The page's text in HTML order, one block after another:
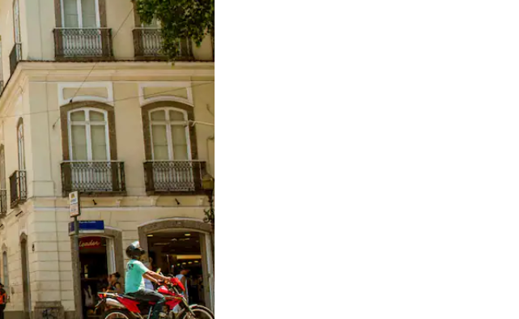
die Ergebnisse durch Berühren oder Wischgesten.